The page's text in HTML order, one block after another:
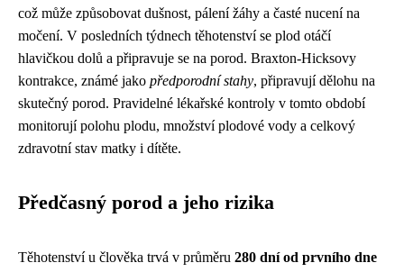
což může způsobovat dušnost, pálení žáhy a časté nucení na
močení. V posledních týdnech těhotenství se plod otáčí
hlavičkou dolů a připravuje se na porod. Braxton-Hicksovy
kontrakce, známé jako předporodní stahy, připravují dělohu na
skutečný porod. Pravidelné lékařské kontroly v tomto období
monitorují polohu plodu, množství plodové vody a celkový
zdravotní stav matky i dítěte.
Předčasný porod a jeho rizika
Těhotenství u člověka trvá v průměru 280 dní od prvního dne